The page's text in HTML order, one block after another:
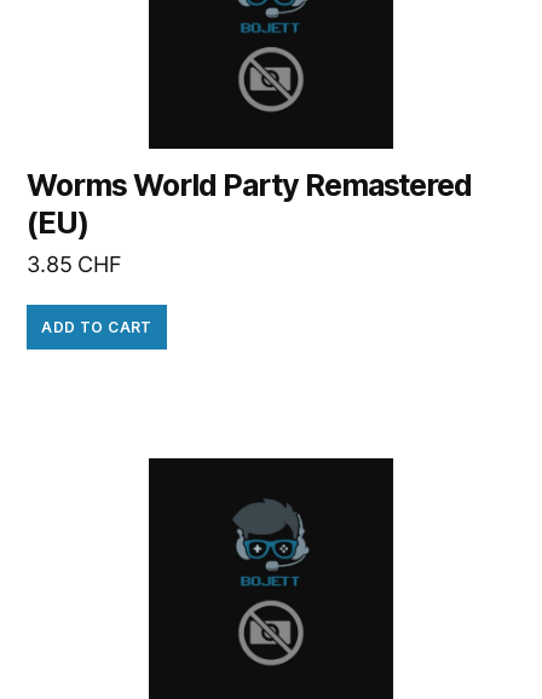
Worms World Party Remastered
(EU)
3.85 CHF
ADD TO CART